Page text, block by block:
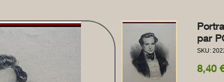
par
SKU:
8,40